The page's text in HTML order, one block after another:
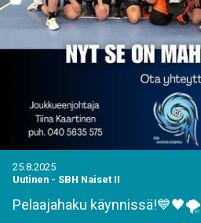
25.8.2025
Uutinen - SBH Naiset II
Pelaajahaku käynnissä!💙🖤🌪